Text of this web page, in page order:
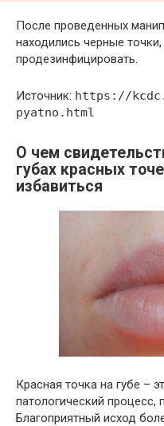
После проведенных
находились черные
продезинфицировать.
Источник: https://
pyatno.html
О чем
губах красных
избавиться
Красная точка на губе –
патологический процесс,
Благоприятный исход